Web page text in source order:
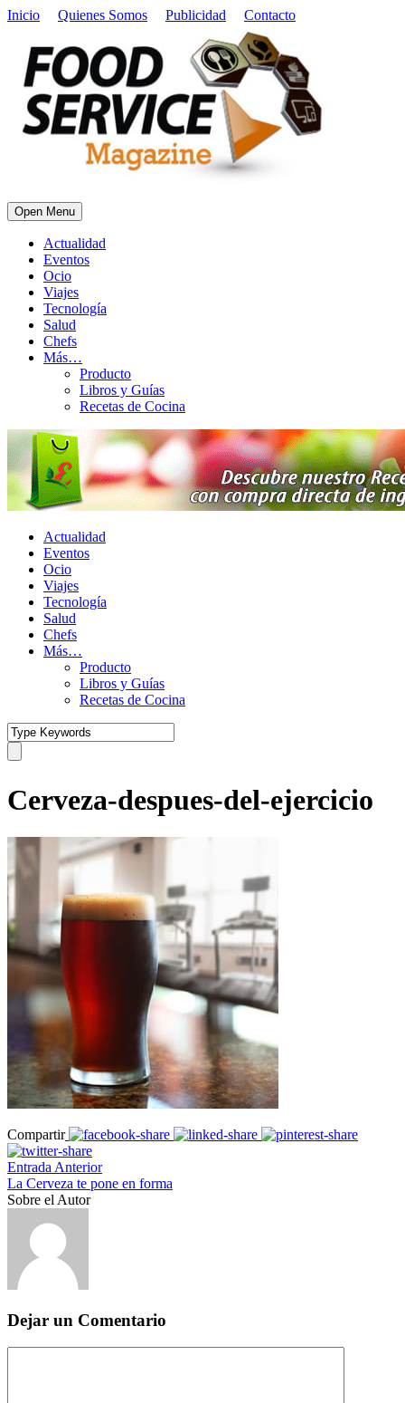
Inicio Quienes Somos Publicidad Contacto
Open Menu
Actualidad
Eventos
Ocio
Viajes
Tecnología
Salud
Chefs
Más…
Producto
Libros y Guías
Recetas de Cocina
Actualidad
Eventos
Ocio
Viajes
Tecnología
Salud
Chefs
Más…
Producto
Libros y Guías
Recetas de Cocina
Cerveza-despues-del-ejercicio
Compartir
Entrada Anterior
La Cerveza te pone en forma
Sobre el Autor
Dejar un Comentario